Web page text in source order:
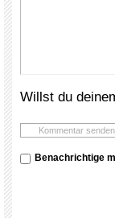
Willst du
Benachrichtige